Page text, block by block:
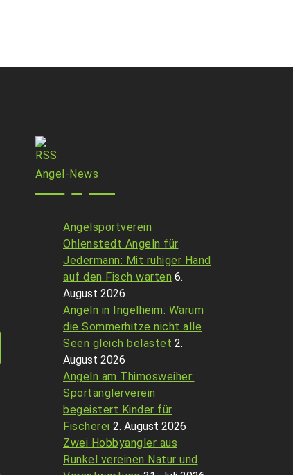
Angel-News
Angelsportverein
Ohlenstedt Angeln für
Jedermann: Mit ruhiger Hand
auf den Fisch warten 6.
August 2026
Angeln in Ingelheim: Warum
die Sommerhitze nicht alle
Seen gleich belastet 2.
August 2026
Angeln am Thimosweiher:
Sportanglerverein
begeistert Kinder für
Fischerei 2. August 2026
Zwei Hobbyangler aus
Runkel vereinen Natur und